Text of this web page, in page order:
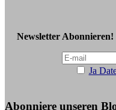
Newsletter Abonnieren!
Ja
Abonniere unseren